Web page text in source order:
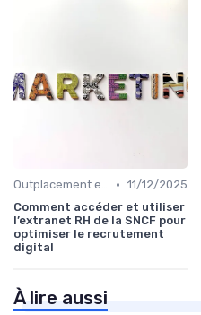
Outplacement et Conseil RH • 11/12/2025
Comment accéder et utiliser
l’extranet RH de la SNCF pour
optimiser le recrutement
digital
À lire aussi